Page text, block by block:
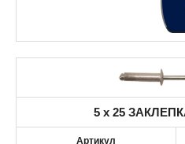
5 x 25